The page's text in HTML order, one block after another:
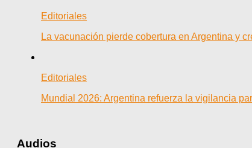
Editoriales
La vacunación pierde cobertura en Argentina y
Editoriales
Mundial 2026: Argentina refuerza la vigilancia
Audios